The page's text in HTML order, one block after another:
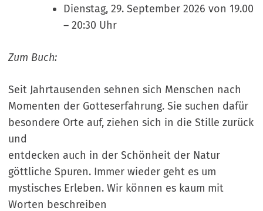
Dienstag, 29. September 2026 von 19.00
– 20:30 Uhr
Zum Buch:
Seit Jahrtausenden sehnen sich Menschen nach
Momenten der Gotteserfahrung. Sie suchen dafür
besondere Orte auf, ziehen sich in die Stille zurück
und
entdecken auch in der Schönheit der Natur
göttliche Spuren. Immer wieder geht es um
mystisches Erleben. Wir können es kaum mit
Worten beschreiben